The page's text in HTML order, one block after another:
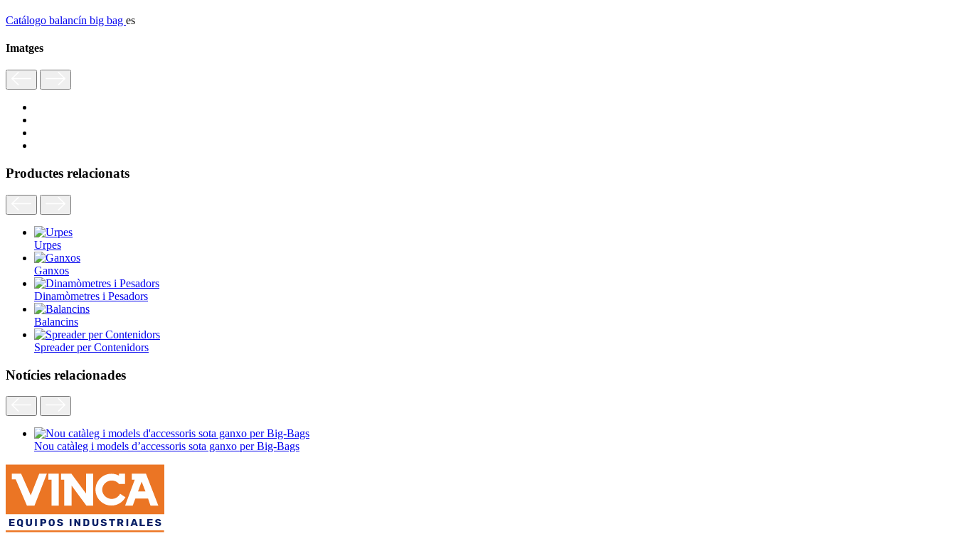
Catálogo balancín big bag es
Imatges
Productes relacionats
Urpes
Ganxos
Dinamòmetres i Pesadors
Balancins
Spreader per Contenidors
Notícies relacionades
Nou catàleg i models d’accessoris sota ganxo per Big-Bags